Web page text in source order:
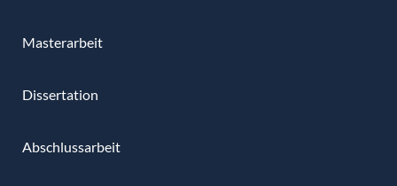
Masterarbeit
Dissertation
Abschlussarbeit